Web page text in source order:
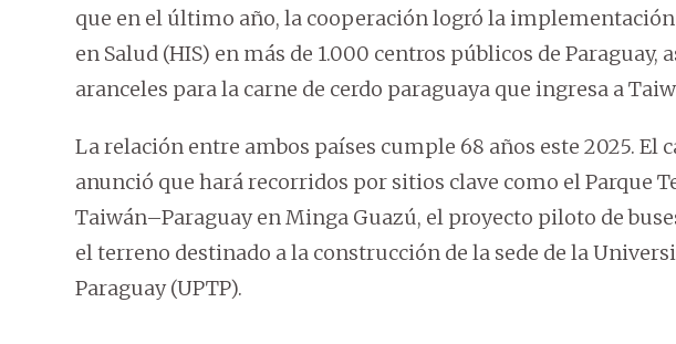
que en el último año, la cooperación logró la
en Salud (HIS) en más de 1.000 centros públicos de
aranceles para la carne de cerdo paraguaya que ingresa a
La relación entre ambos países cumple 68 años este 2025.
anunció que hará recorridos por sitios clave como el Parque
Taiwán–Paraguay en Minga Guazú, el proyecto piloto de
el terreno destinado a la construcción de la sede de la
Paraguay (UPTP).